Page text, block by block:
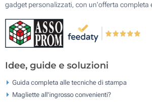
gadget personalizzati, con un'offerta completa
Idee, guide e soluzioni
Guida completa alle tecniche di stampa
Magliette all'ingrosso convenienti?